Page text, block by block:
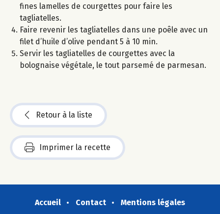
fines lamelles de courgettes pour faire les
tagliatelles.
Faire revenir les tagliatelles dans une poêle avec un
filet d’huile d’olive pendant 5 à 10 min.
Servir les tagliatelles de courgettes avec la
bolognaise végétale, le tout parsemé de parmesan.
Retour à la liste
Imprimer la recette
Accueil Contact
Mentions légales